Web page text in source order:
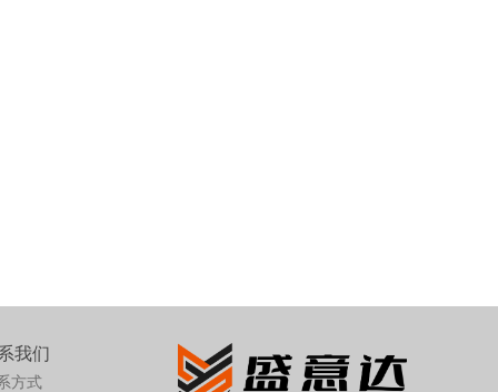
方式
我们